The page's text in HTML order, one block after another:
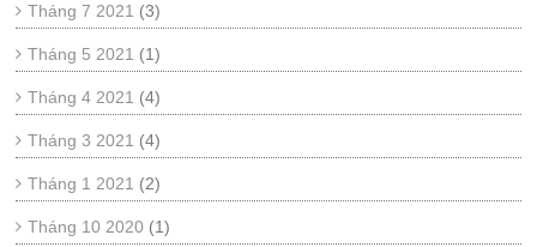
Tháng 7 2021 (3)
Tháng 5 2021 (1)
Tháng 4 2021 (4)
Tháng 3 2021 (4)
Tháng 1 2021 (2)
Tháng 10 2020 (1)